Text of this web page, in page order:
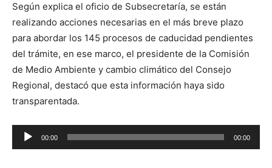
Según explica el oficio de Subsecretaría, se están
realizando acciones necesarias en el más breve plazo
para abordar los 145 procesos de caducidad pendientes
del trámite, en ese marco, el presidente de la Comisión
de Medio Ambiente y cambio climático del Consejo
Regional, destacó que esta información haya sido
transparentada.
Reproductor
de
00:00 00:00